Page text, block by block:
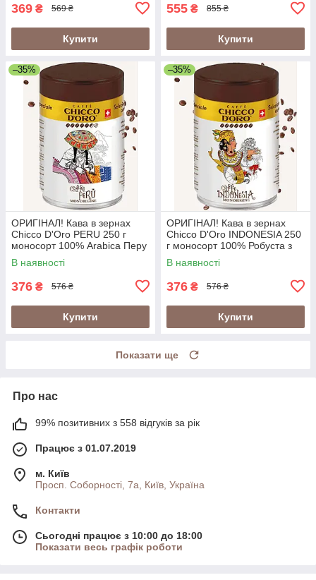
369 ₴ 569 ₴
Купити
555 ₴ 855 ₴
Купити
–35%
ОРИГІНАЛ! Кава в зернах
Chicco D'Oro PERU 250 г
моносорт 100% Arabica Перу
у металевій банці
(Швейцарія)
В наявності
376 ₴ 576 ₴
Купити
–35%
ОРИГІНАЛ! Кава в зернах
Chicco D'Oro INDONESIA 250
г моносорт 100% Робуста з
вулканічних ґрунтів Індонезії
у банці (Швейцарія)
В наявності
376 ₴ 576 ₴
Купити
Показати ще
Про нас
99% позитивних з 558 відгуків за рік
Працює з 01.07.2019
м. Київ
Просп. Соборності, 7а, Київ, Україна
Контакти
Сьогодні працює з 10:00 до 18:00
Показати весь графік роботи